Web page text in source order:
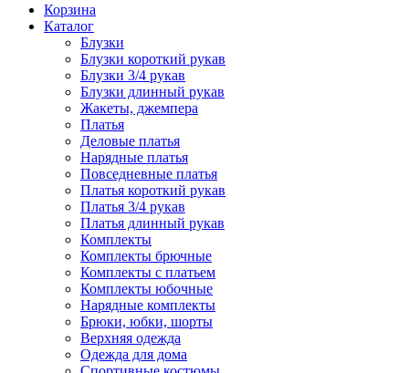
Корзина
Каталог
Блузки
Блузки короткий рукав
Блузки 3/4 рукав
Блузки длинный рукав
Жакеты, джемпера
Платья
Деловые платья
Нарядные платья
Повседневные платья
Платья короткий рукав
Платья 3/4 рукав
Платья длинный рукав
Комплекты
Комплекты брючные
Комплекты с платьем
Комплекты юбочные
Нарядные комплекты
Брюки, юбки, шорты
Верхняя одежда
Одежда для дома